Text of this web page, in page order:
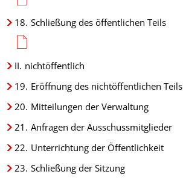
18. Schließung des öffentlichen Teils
II. nichtöffentlich
19. Eröffnung des nichtöffentlichen Teils
20. Mitteilungen der Verwaltung
21. Anfragen der Ausschussmitglieder
22. Unterrichtung der Öffentlichkeit
23. Schließung der Sitzung